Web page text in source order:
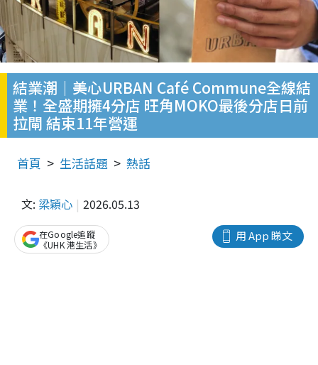
結業潮｜美心URBAN Café Commune全線結
業！全盛期擁4分店 旺角MOKO最後分店日前
拉閘 結束11年營運
首頁 生活話題 熱話
文: 梁穎心 2026.05.13
用 App 睇文
在Google追蹤
《UHK 港生活》